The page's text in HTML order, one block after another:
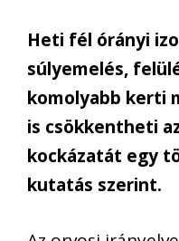
Heti fél órányi
súlyemelés,
komolyabb kerti
is csökkentheti
kockázatát egy
kutatás szerint.